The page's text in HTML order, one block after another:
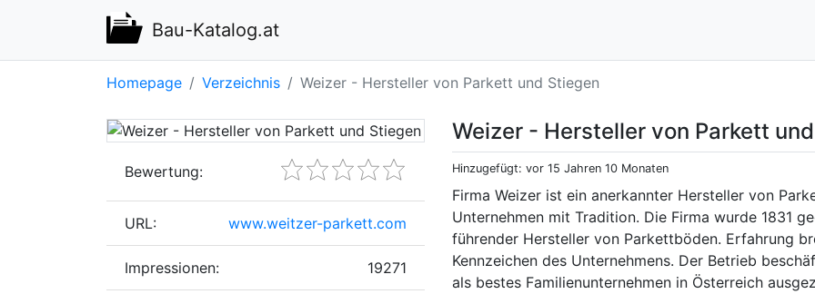
Bau-Katalog.at
Homepage Verzeichnis Weizer - Hersteller von Parkett und Stiegen
Weizer - Hersteller von Parkett
Hinzugefügt: vor 15 Jahren 10 Monaten
Firma Weizer ist ein anerkannter Hersteller von
Unternehmen mit Tradition. Die Firma wurde 1831
führender Hersteller von Parkettböden. Erfahrung
Kennzeichen des Unternehmens. Der Betrieb
als bestes Familienunternehmen in Österreich
Bewertung:
URL: www.weitzer-parkett.com
Impressionen: 19271